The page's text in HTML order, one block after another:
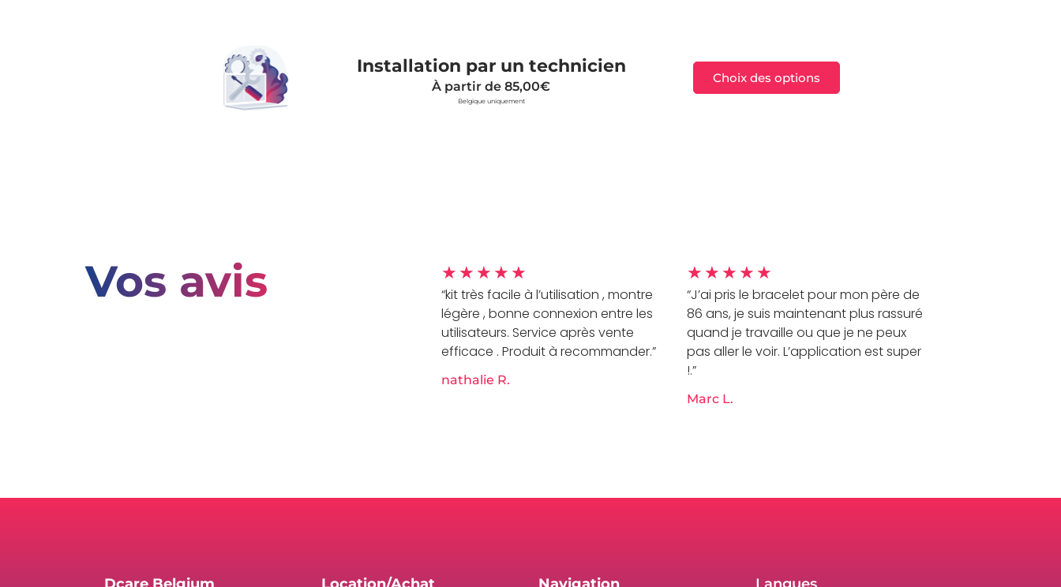
Choix des options
Installation par un technicien
À partir de 85,00€
Belgique uniquement
Vos avis ★ ★ ★ ★ ★
“kit très facile à l’utilisation , montre
légère , bonne connexion entre les
utilisateurs. Service après vente
efficace . Produit à recommander.”
nathalie R.
★ ★ ★ ★ ★
“J’ai pris le bracelet pour mon père de
86 ans, je suis maintenant plus rassuré
quand je travaille ou que je ne peux
pas aller le voir. L’application est super
!.”
Marc L.